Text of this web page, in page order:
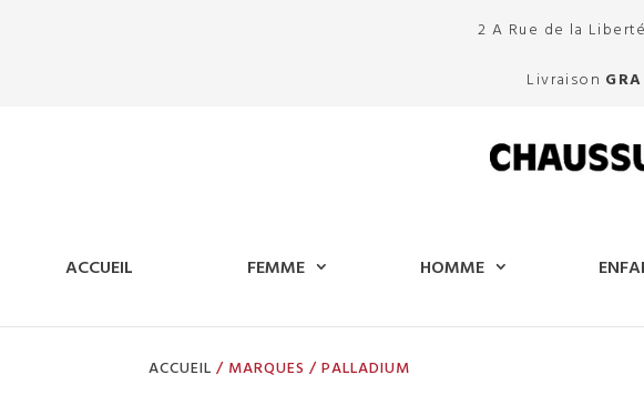
2 A Rue de la Liberté
Livraison
ACCUEIL FEMME HOMME
ACCUEIL / MARQUES / PALLADIUM